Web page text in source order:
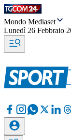
Mondo Mediaset
Lunedì 26 Febbraio